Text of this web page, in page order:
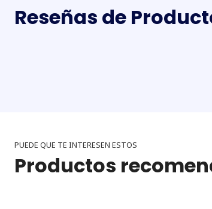
Reseñas de
PUEDE QUE TE INTERESEN ESTOS
Productos